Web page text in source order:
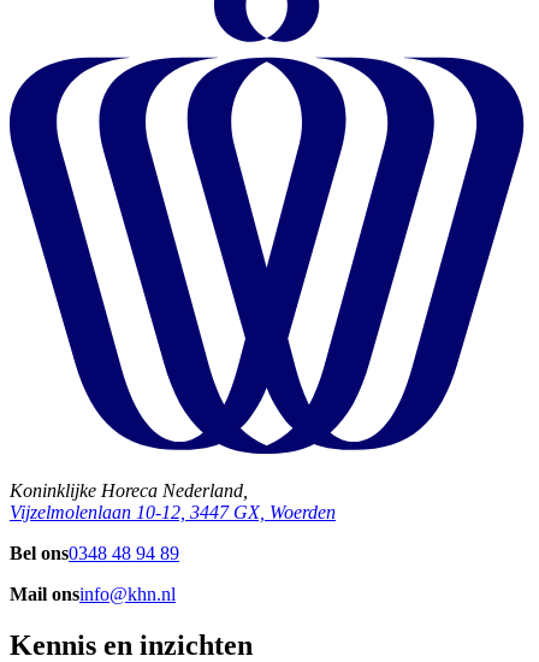
Koninklijke Horeca Nederland,
Vijzelmolenlaan 10-12, 3447 GX, Woerden
Bel ons0348 48 94 89
Mail onsinfo@khn.nl
Kennis en inzichten